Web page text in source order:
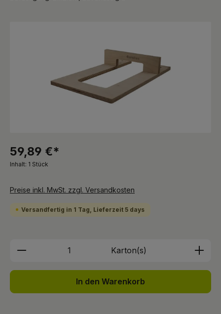
59,89 €*
Inhalt: 1 Stück
Preise inkl. MwSt. zzgl. Versandkosten
Versandfertig in 1 Tag, Lieferzeit 5 days
Produkt Anzahl: Gib den
Karton(s)
In den Warenkorb